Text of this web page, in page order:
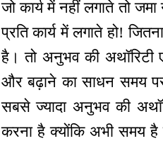
जो कार्य में नहीं लगाते तो
प्रति कार्य में लगाते हो!
है। तो अनुभव की
और बढ़ाने का साधन समय पर
सबसे ज्यादा अनुभव की
करना है क्योंकि अभी समय